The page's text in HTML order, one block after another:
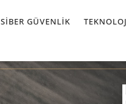
SIBER GÜVENLIK